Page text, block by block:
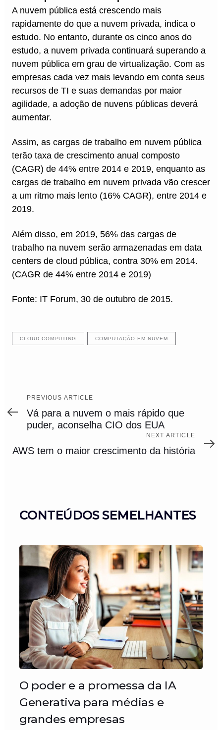
A nuvem pública está crescendo mais
rapidamente do que a nuvem privada, indica o
estudo. No entanto, durante os cinco anos do
estudo, a nuvem privada continuará superando a
nuvem pública em grau de virtualização. Com as
empresas cada vez mais levando em conta seus
recursos de TI e suas demandas por maior
agilidade, a adoção de nuvens públicas deverá
aumentar.
Assim, as cargas de trabalho em nuvem pública
terão taxa de crescimento anual composto
(CAGR) de 44% entre 2014 e 2019, enquanto as
cargas de trabalho em nuvem privada vão crescer
a um ritmo mais lento (16% CAGR), entre 2014 e
2019.
Além disso, em 2019, 56% das cargas de
trabalho na nuvem serão armazenadas em data
centers de cloud pública, contra 30% em 2014.
(CAGR de 44% entre 2014 e 2019)
Fonte: IT Forum, 30 de outubro de 2015.
CLOUD COMPUTING COMPUTAÇÃO EM NUVEM
Previous
Article
PREVIOUS ARTICLE
Vá para a nuvem o mais rápido que
puder, aconselha CIO dos EUA
Article
NEXT ARTICLE
AWS tem o maior crescimento da história
CONTEÚDOS SEMELHANTES
O poder e a promessa da IA
Generativa para médias e
grandes empresas